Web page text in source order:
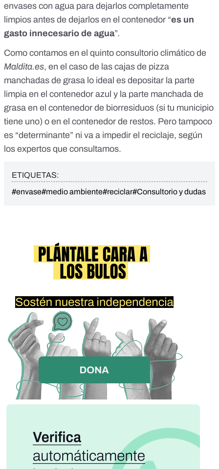
envases con agua para dejarlos completamente
limpios antes de dejarlos en el contenedor “es un
gasto innecesario de agua”.
Como contamos en el quinto consultorio climático de
Maldita.es, en el caso de las cajas de pizza
manchadas de grasa lo ideal es depositar la parte
limpia en el contenedor azul y la parte manchada de
grasa en el contenedor de biorresiduos (si tu municipio
tiene uno) o en el contenedor de restos. Pero tampoco
es “determinante” ni va a impedir el reciclaje, según
los expertos que consultamos.
ETIQUETAS:
#envase#medio ambiente#reciclar#Consultorio y dudas